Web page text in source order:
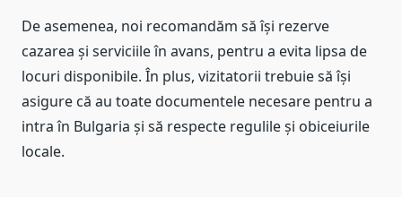
De asemenea, noi recomandăm să își rezerve
cazarea și serviciile în avans, pentru a evita lipsa de
locuri disponibile. În plus, vizitatorii trebuie să își
asigure că au toate documentele necesare pentru a
intra în Bulgaria și să respecte regulile și obiceiurile
locale.